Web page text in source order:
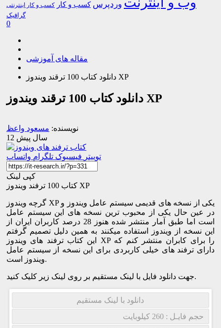
وردپرس کسب و کار کسب و کار اینترنتی
گرافیک
0
مقاله های آموزشی
دانلود کتاب 100 ترقند ویندوز XP
دانلود کتاب 100 ترقند ویندوز XP
نویسنده: مسعود واعظ
12 سال پیش
توییتر فیسبوک تلگرام واتساپ
کپی لینک
کتاب 100 ترفند ویندوز XP
گرچه ویندوز XP یکی از نسخه های قدیمی سیستم عامل ویندوز و
در عین حال یکی از محبوب ترین نسخه های این سیستم عامل
است اما طبق آمار منتشر شده هنوز 28 درصد کاربران ایران از
این نسخه از ویندوز استفاده میکنند به همین دلیل تصمیم گرفتم
این کتاب ترفند های ویندوز XP را برای کابران منتشر کنم که
دارای ترفند های خیلی کاربردی برای این نسخه از سیستم عامل
ویندوز است.
جهت دانلود فایل با لینک مستقیم بر روی لینک زیر کلیک کنید.
دانلود با لینک مستقیم
حجم فایـل : 260 کیلوبایت